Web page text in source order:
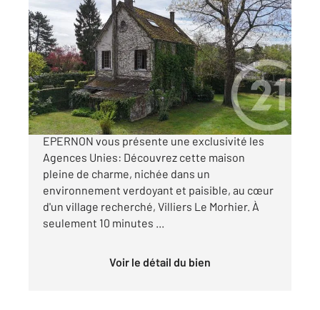
VILLIERS LE MORHIER 28
90 m
, 3 pièces
Ref : 3109
Maison à vendre
171 000 €
Votre agence Century 21 Universal Demeure
EPERNON vous présente une exclusivité les
Agences Unies: Découvrez cette maison
pleine de charme, nichée dans un
environnement verdoyant et paisible, au cœur
d'un village recherché, Villiers Le Morhier. À
seulement 10 minutes ...
Voir le détail du bien